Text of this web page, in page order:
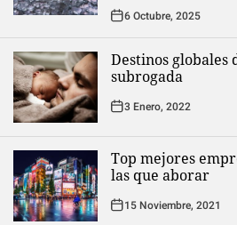
6 Octubre, 2025
Destinos globales
subrogada
3 Enero, 2022
Top mejores
las que aborar
15 Noviembre, 2021